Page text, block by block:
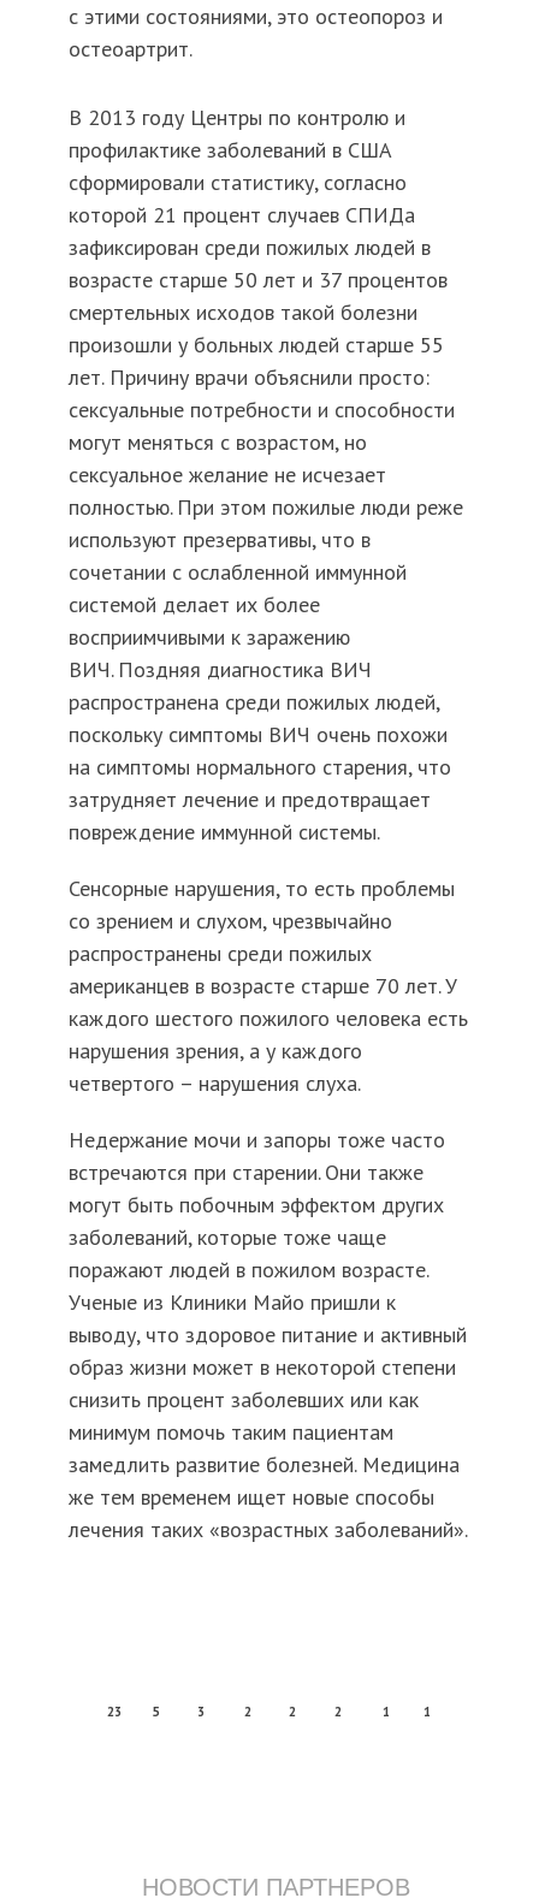
с этими состояниями, это остеопороз и
остеоартрит.
В 2013 году Центры по контролю и
профилактике заболеваний в США
сформировали статистику, согласно
которой 21 процент случаев СПИДа
зафиксирован среди пожилых людей в
возрасте старше 50 лет и 37 процентов
смертельных исходов такой болезни
произошли у больных людей старше 55
лет. Причину врачи объяснили просто:
сексуальные потребности и способности
могут меняться с возрастом, но
сексуальное желание не исчезает
полностью. При этом пожилые люди реже
используют презервативы, что в
сочетании с ослабленной иммунной
системой делает их более
восприимчивыми к заражению
ВИЧ. Поздняя диагностика ВИЧ
распространена среди пожилых людей,
поскольку симптомы ВИЧ очень похожи
на симптомы нормального старения, что
затрудняет лечение и предотвращает
повреждение иммунной системы.
Сенсорные нарушения, то есть проблемы
со зрением и слухом, чрезвычайно
распространены среди пожилых
американцев в возрасте старше 70 лет. У
каждого шестого пожилого человека есть
нарушения зрения, а у каждого
четвертого – нарушения слуха.
Недержание мочи и запоры тоже часто
встречаются при старении. Они также
могут быть побочным эффектом других
заболеваний, которые тоже чаще
поражают людей в пожилом возрасте.
Ученые из Клиники Майо пришли к
выводу, что здоровое питание и активный
образ жизни может в некоторой степени
снизить процент заболевших или как
минимум помочь таким пациентам
замедлить развитие болезней. Медицина
же тем временем ищет новые способы
лечения таких «возрастных заболеваний».
23 5 3 2 2 2 1 1
НОВОСТИ ПАРТНЕРОВ